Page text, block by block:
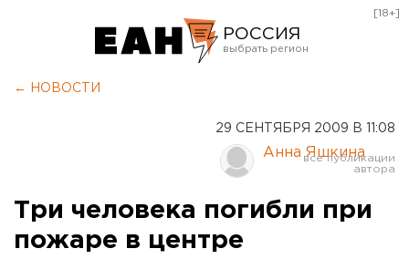
РОССИЯ
Курган
Оренбург
[18+]
← НОВОСТИ
29 СЕНТЯБРЯ 2009 В 11:08
Анна Яшкина
Три человека погибли при
пожаре в центре